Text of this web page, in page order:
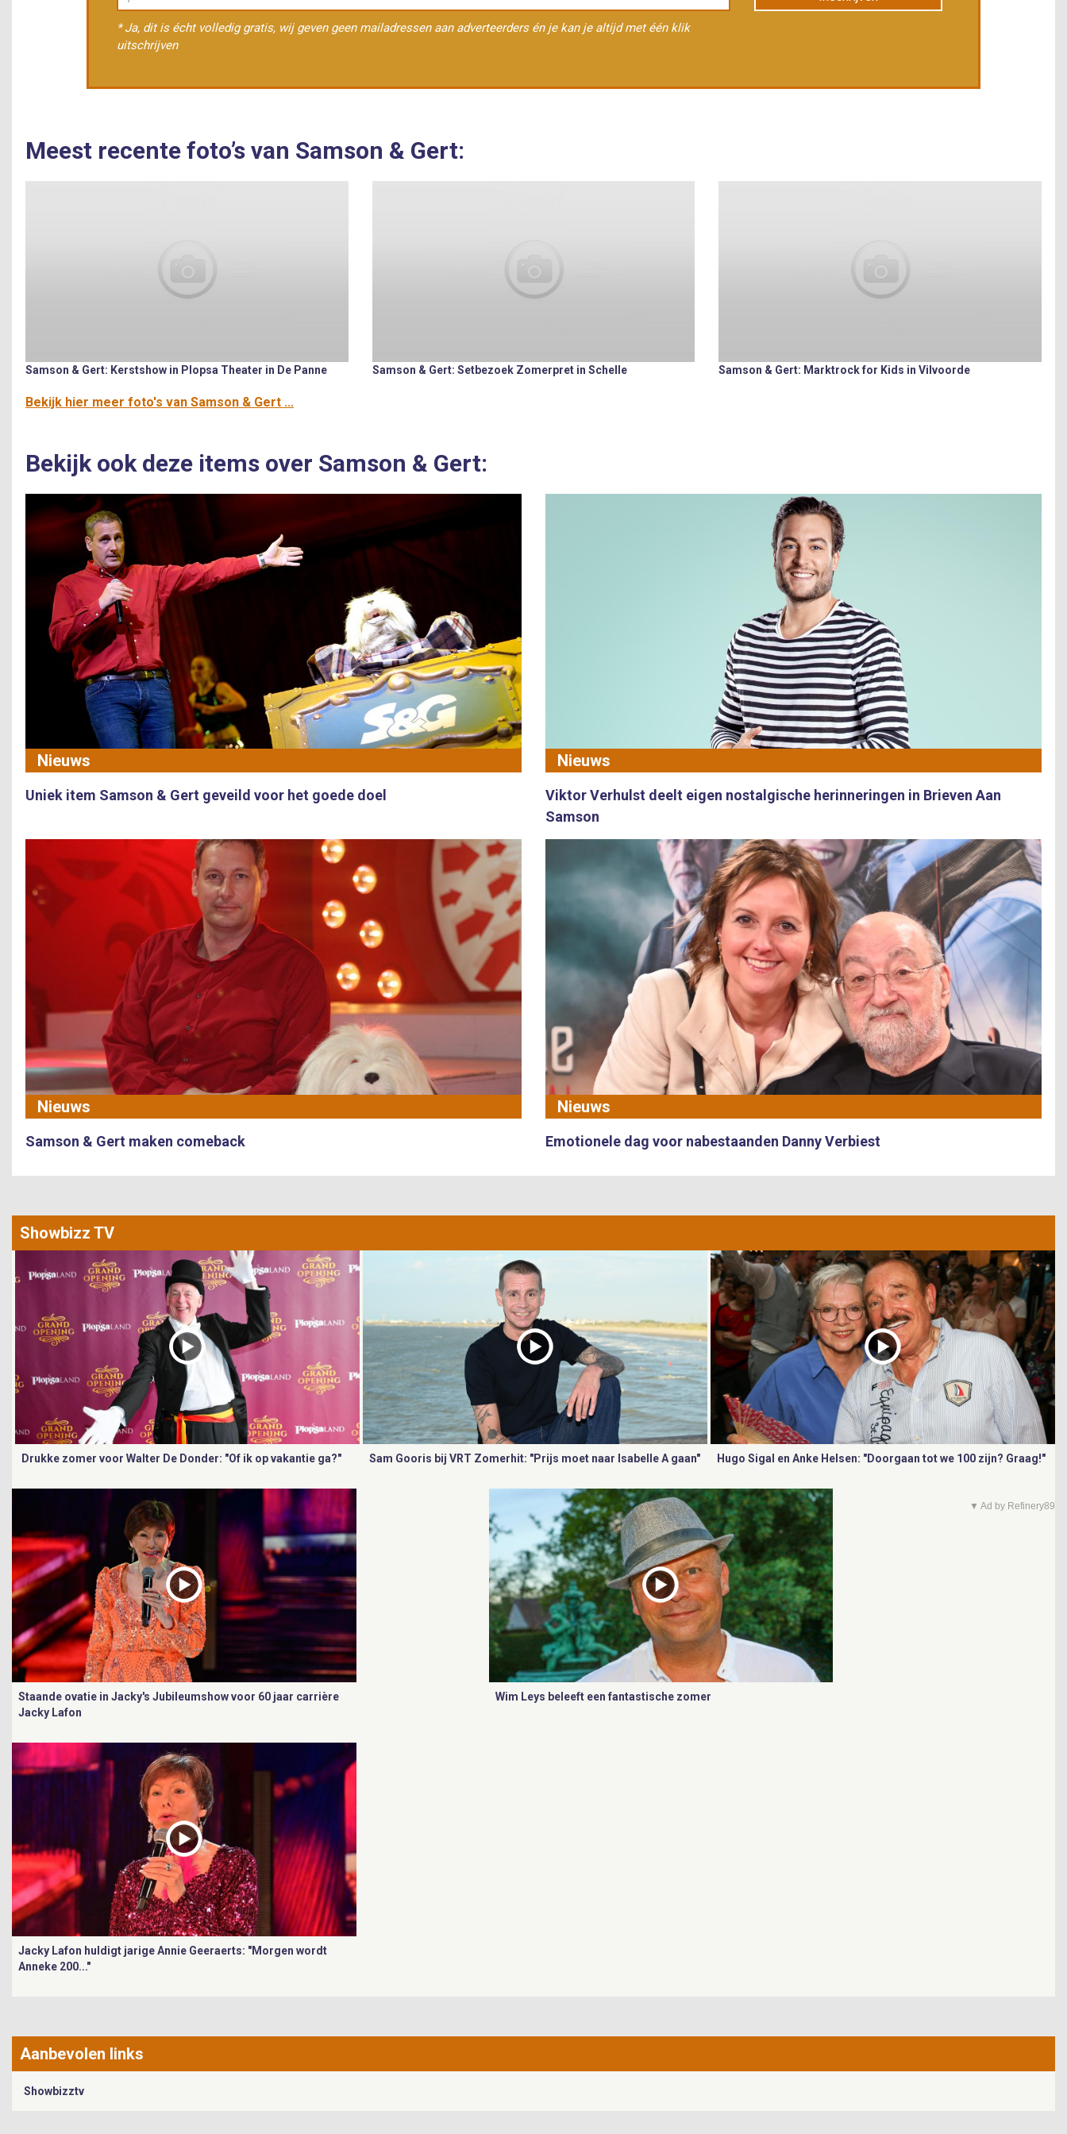
* Ja, dit is écht volledig gratis, wij geven geen mailadressen aan adverteerders én je kan je altijd met één klik
uitschrijven
Meest recente foto’s van Samson & Gert:
Samson & Gert: Kerstshow in Plopsa Theater in De Panne Samson & Gert: Setbezoek Zomerpret in Schelle Samson & Gert: Marktrock for Kids in Vilvoorde
Bekijk hier meer foto's van Samson & Gert ...
Bekijk ook deze items over Samson & Gert:
Nieuws
Uniek item Samson & Gert geveild voor het goede doel
Nieuws
Viktor Verhulst deelt eigen nostalgische herinneringen in Brieven Aan
Samson
Nieuws
Samson & Gert maken comeback
Nieuws
Emotionele dag voor nabestaanden Danny Verbiest
Showbizz TV
Drukke zomer voor Walter De Donder: "Of ik op vakantie ga?" Sam Gooris bij VRT Zomerhit: "Prijs moet naar Isabelle A gaan" Hugo Sigal en Anke Helsen: "Doorgaan tot we 100 zijn? Graag!"
Staande ovatie in Jacky's Jubileumshow voor 60 jaar carrière
Jacky Lafon
Wim Leys beleeft een fantastische zomer
▼ Ad by Refinery89
Jacky Lafon huldigt jarige Annie Geeraerts: "Morgen wordt
Anneke 200..."
Aanbevolen links
Showbizztv